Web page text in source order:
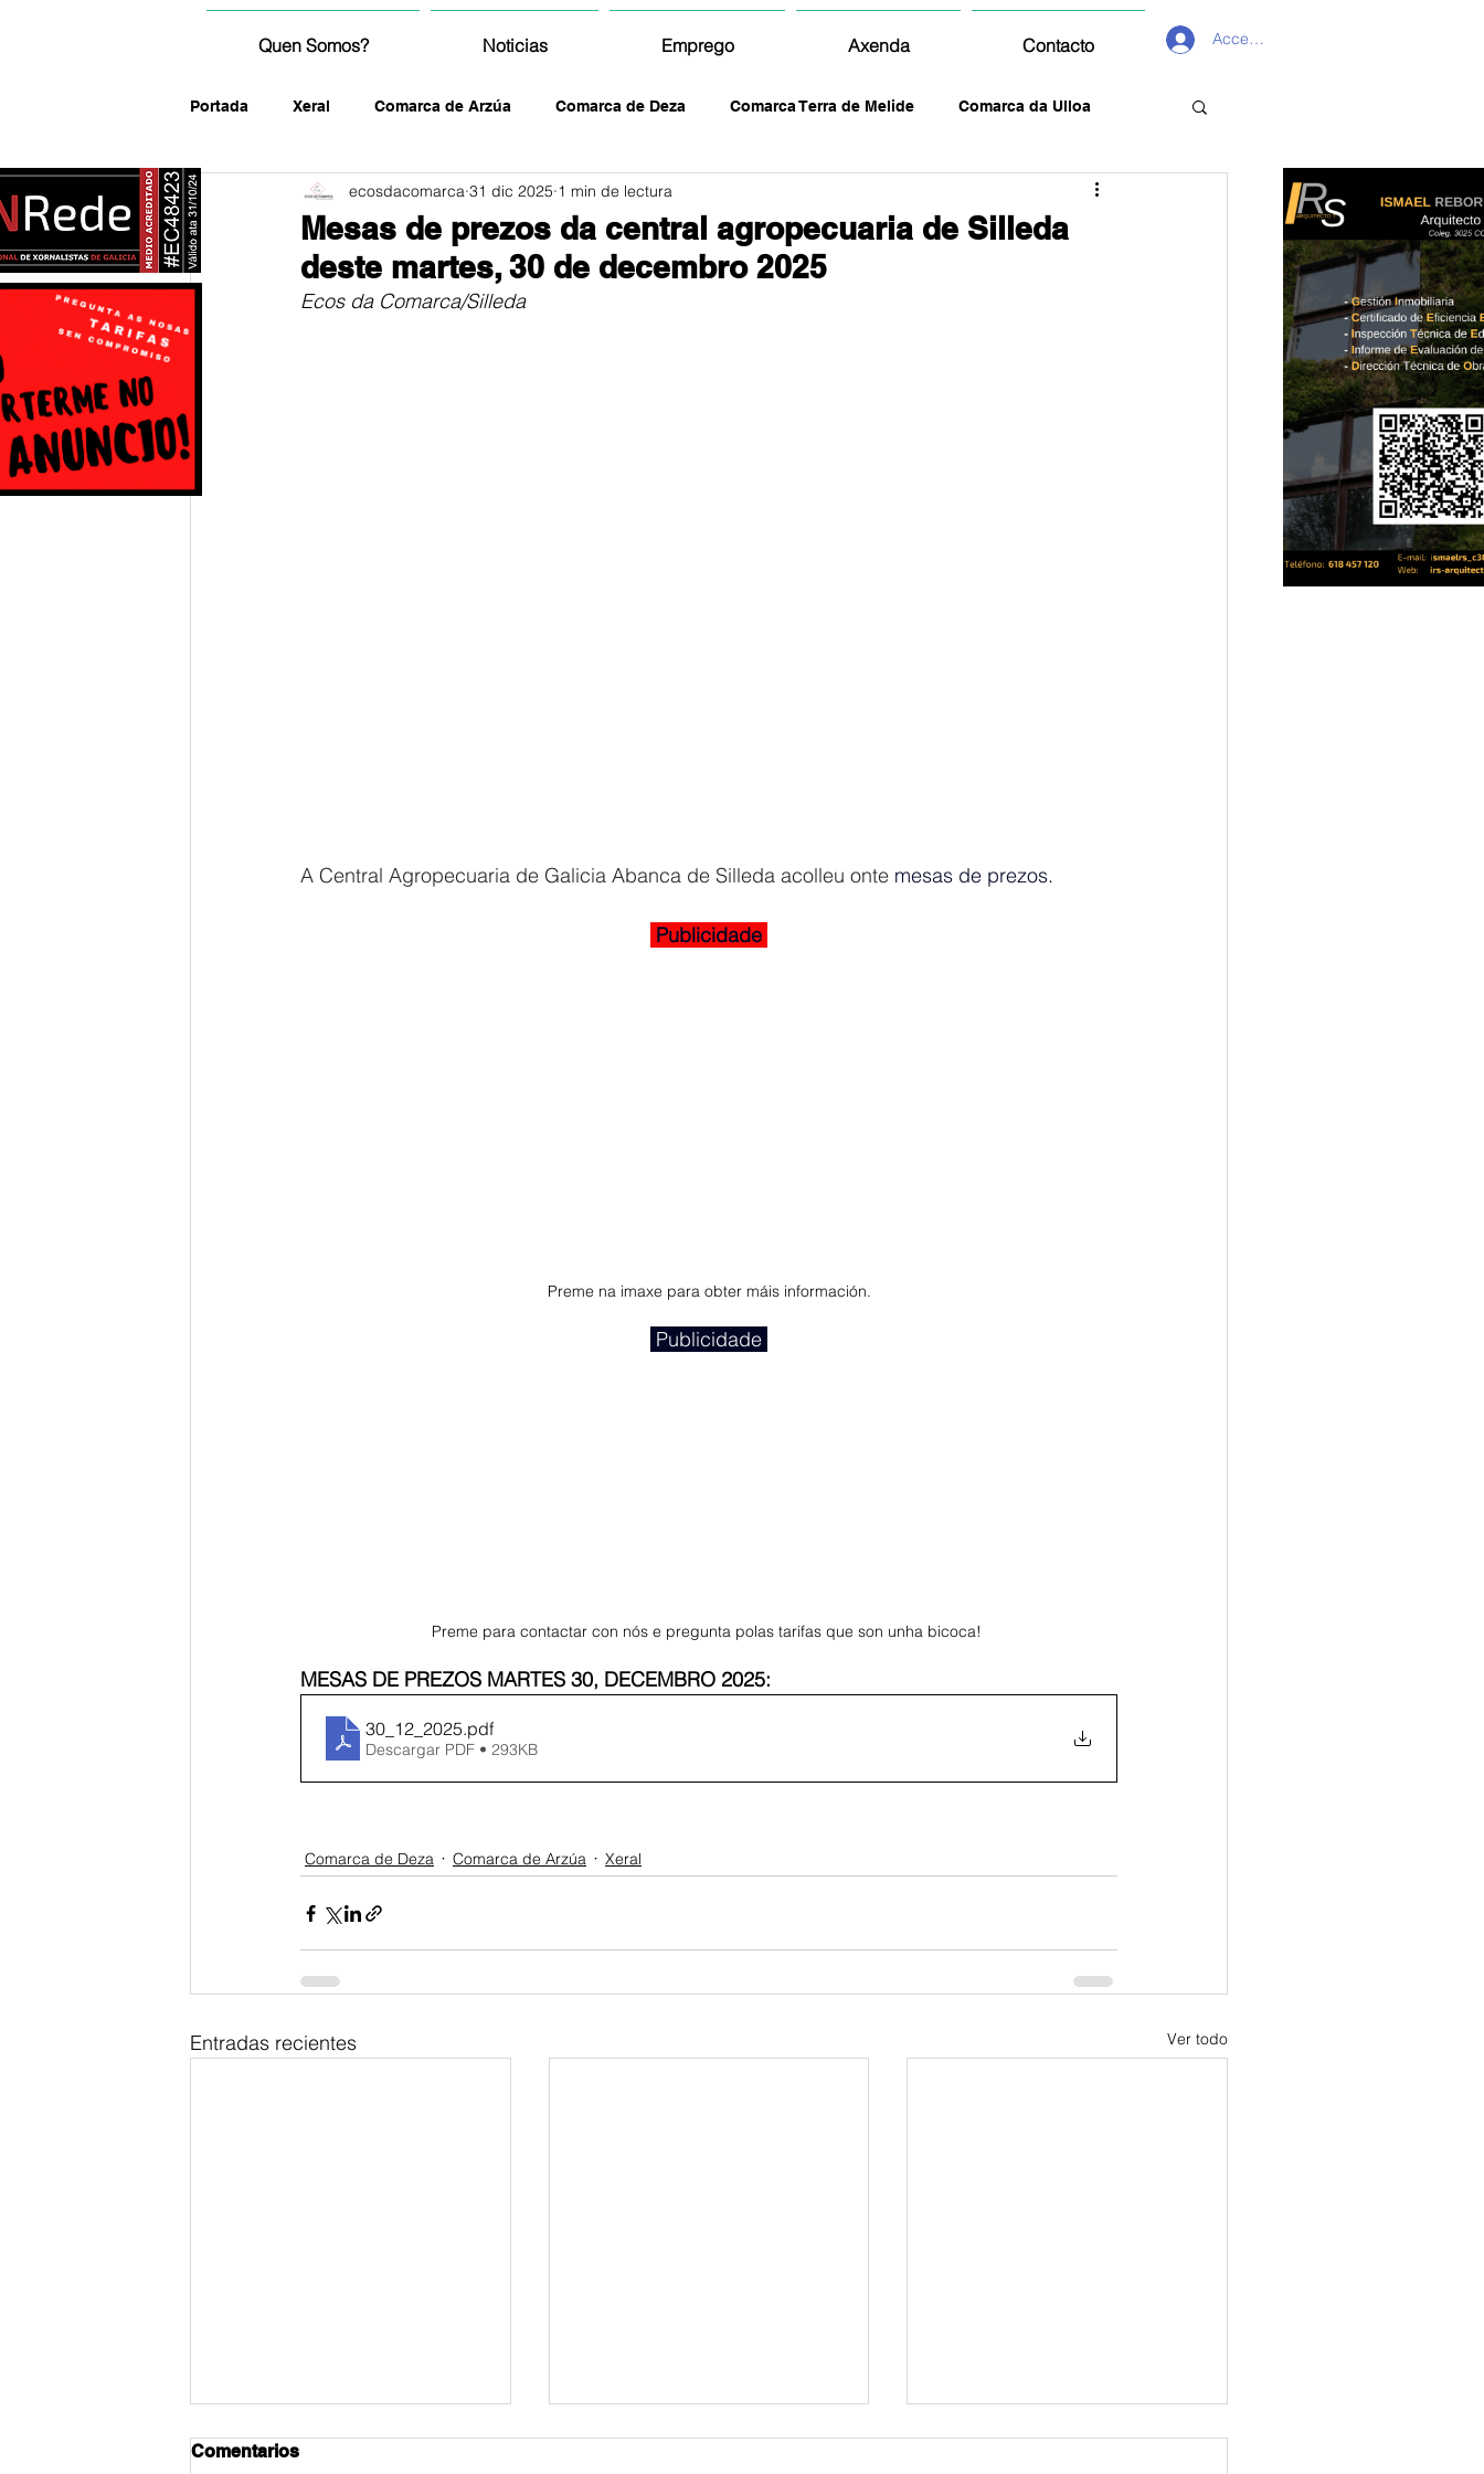
Quen Somos? Noticias Emprego Axenda Contacto Acceder
Portada Xeral Comarca de Arzúa Comarca de Deza Comarca Terra de Melide Comarca da Ulloa
fotografía
Mesas de prezos da central agropecuaria de Silleda
deste martes, 30 de decembro 2025
ecosdacomarca 31 dic 2025 1 min de lectura
Ecos da Comarca/Silleda
A Central Agropecuaria de Galicia Abanca de Silleda acolleu onte mesas de prezos.
Publicidade
Preme na imaxe para obter máis información.
Publicidade
Preme para contactar con nós e pregunta polas tarifas que son unha bicoca!
MESAS DE PREZOS MARTES 30, DECEMBRO 2025:
30_12_2025.pdf
Descargar PDF • 293KB
Comarca de Deza Comarca de Arzúa Xeral
Entradas recientes Ver todo
Comentarios